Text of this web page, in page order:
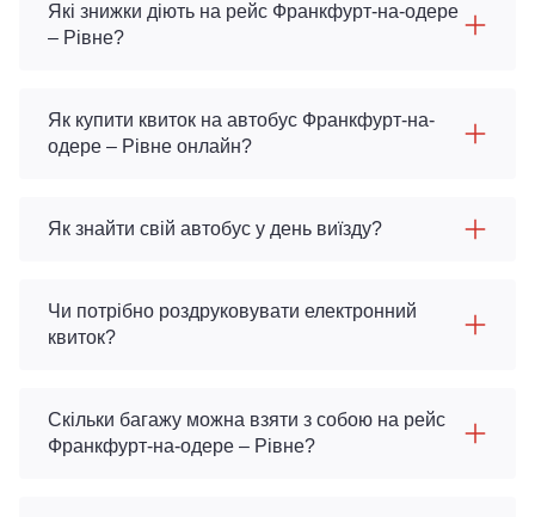
Які знижки діють на рейс Франкфурт-на-одере
– Рівне?
Як купити квиток на автобус Франкфурт-на-
одере – Рівне онлайн?
Як знайти свій автобус у день виїзду?
Чи потрібно роздруковувати електронний
квиток?
Скільки багажу можна взяти з собою на рейс
Франкфурт-на-одере – Рівне?